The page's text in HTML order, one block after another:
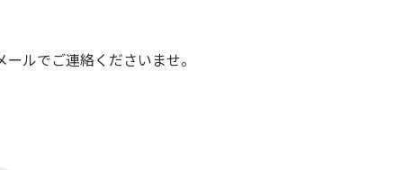
ルでご連絡くださいませ。